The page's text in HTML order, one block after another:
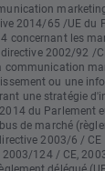
2014/65 /UE du
concernant les
2002/92 /
communication
ou une
une stratégie
du Parlement
de marché
2003/6 /
2003/124 / CE,